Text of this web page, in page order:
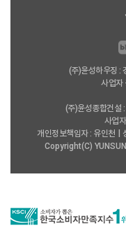
(주)윤성하우징 :
사업자
(주)윤성종합건설
사업
개인정보책임자 : 유인천
Copyright(C)